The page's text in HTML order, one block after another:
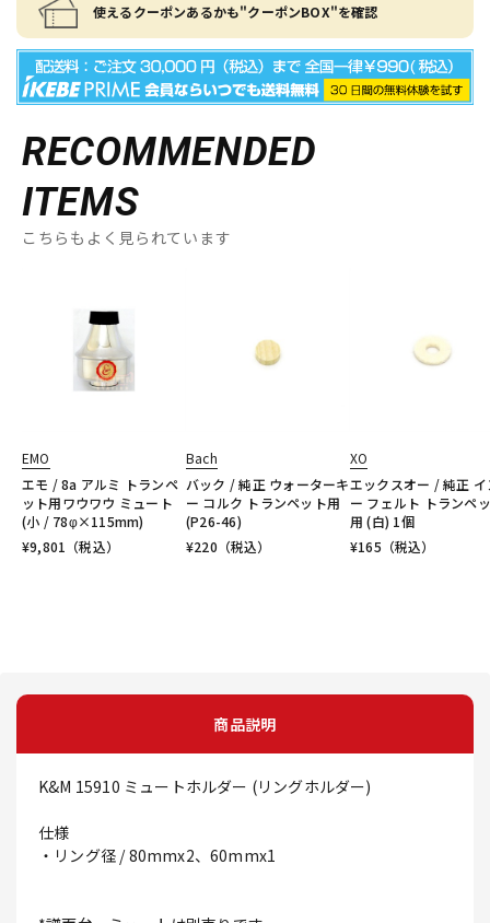
使えるクーポンあるかも"クーポンBOX"を確認
RECOMMENDED
ITEMS
こちらもよく見られています
EMO
エモ / 8a アルミ トランペ
ット用ワウワウ ミュート
(小 / 78φ×115mm)
¥9,801 （税込）
Bach
バック / 純正 ウォーターキ
ー コルク トランペット用
(P26-46)
¥220 （税込）
XO
エックスオー / 純正 イ
ー フェルト トランペ
用 (白) 1個
¥165 （税込）
商品説明
K&M 15910 ミュートホルダー (リングホルダー)
仕様
・リング径 / 80mmx2、60mmx1